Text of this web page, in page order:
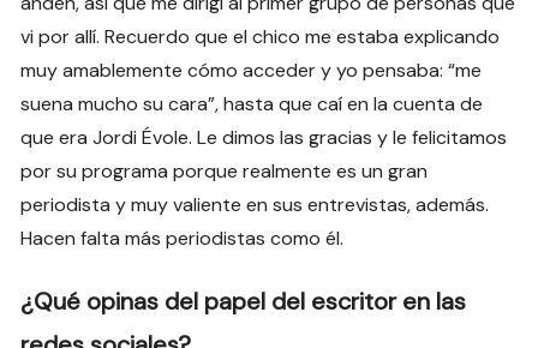
vi por allí. Recuerdo que el chico me estaba explicando
muy amablemente cómo acceder y yo pensaba: “me
suena mucho su cara”, hasta que caí en la cuenta de
que era Jordi Évole. Le dimos las gracias y le felicitamos
por su programa porque realmente es un gran
periodista y muy valiente en sus entrevistas, además.
Hacen falta más periodistas como él.
¿Qué opinas del papel del escritor en las